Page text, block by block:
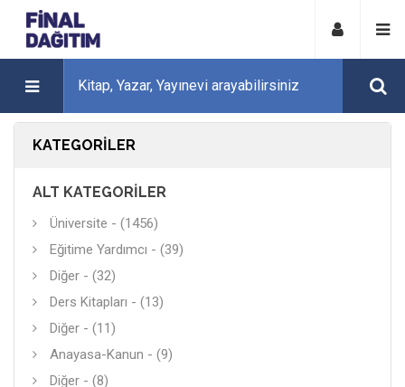
KATEGORILER
ALT KATEGORILER
Üniversite - (1456)
Eğitime Yardımcı - (39)
Diğer - (32)
Ders Kitapları - (13)
Diğer - (11)
Anayasa-Kanun - (9)
Diğer - (8)